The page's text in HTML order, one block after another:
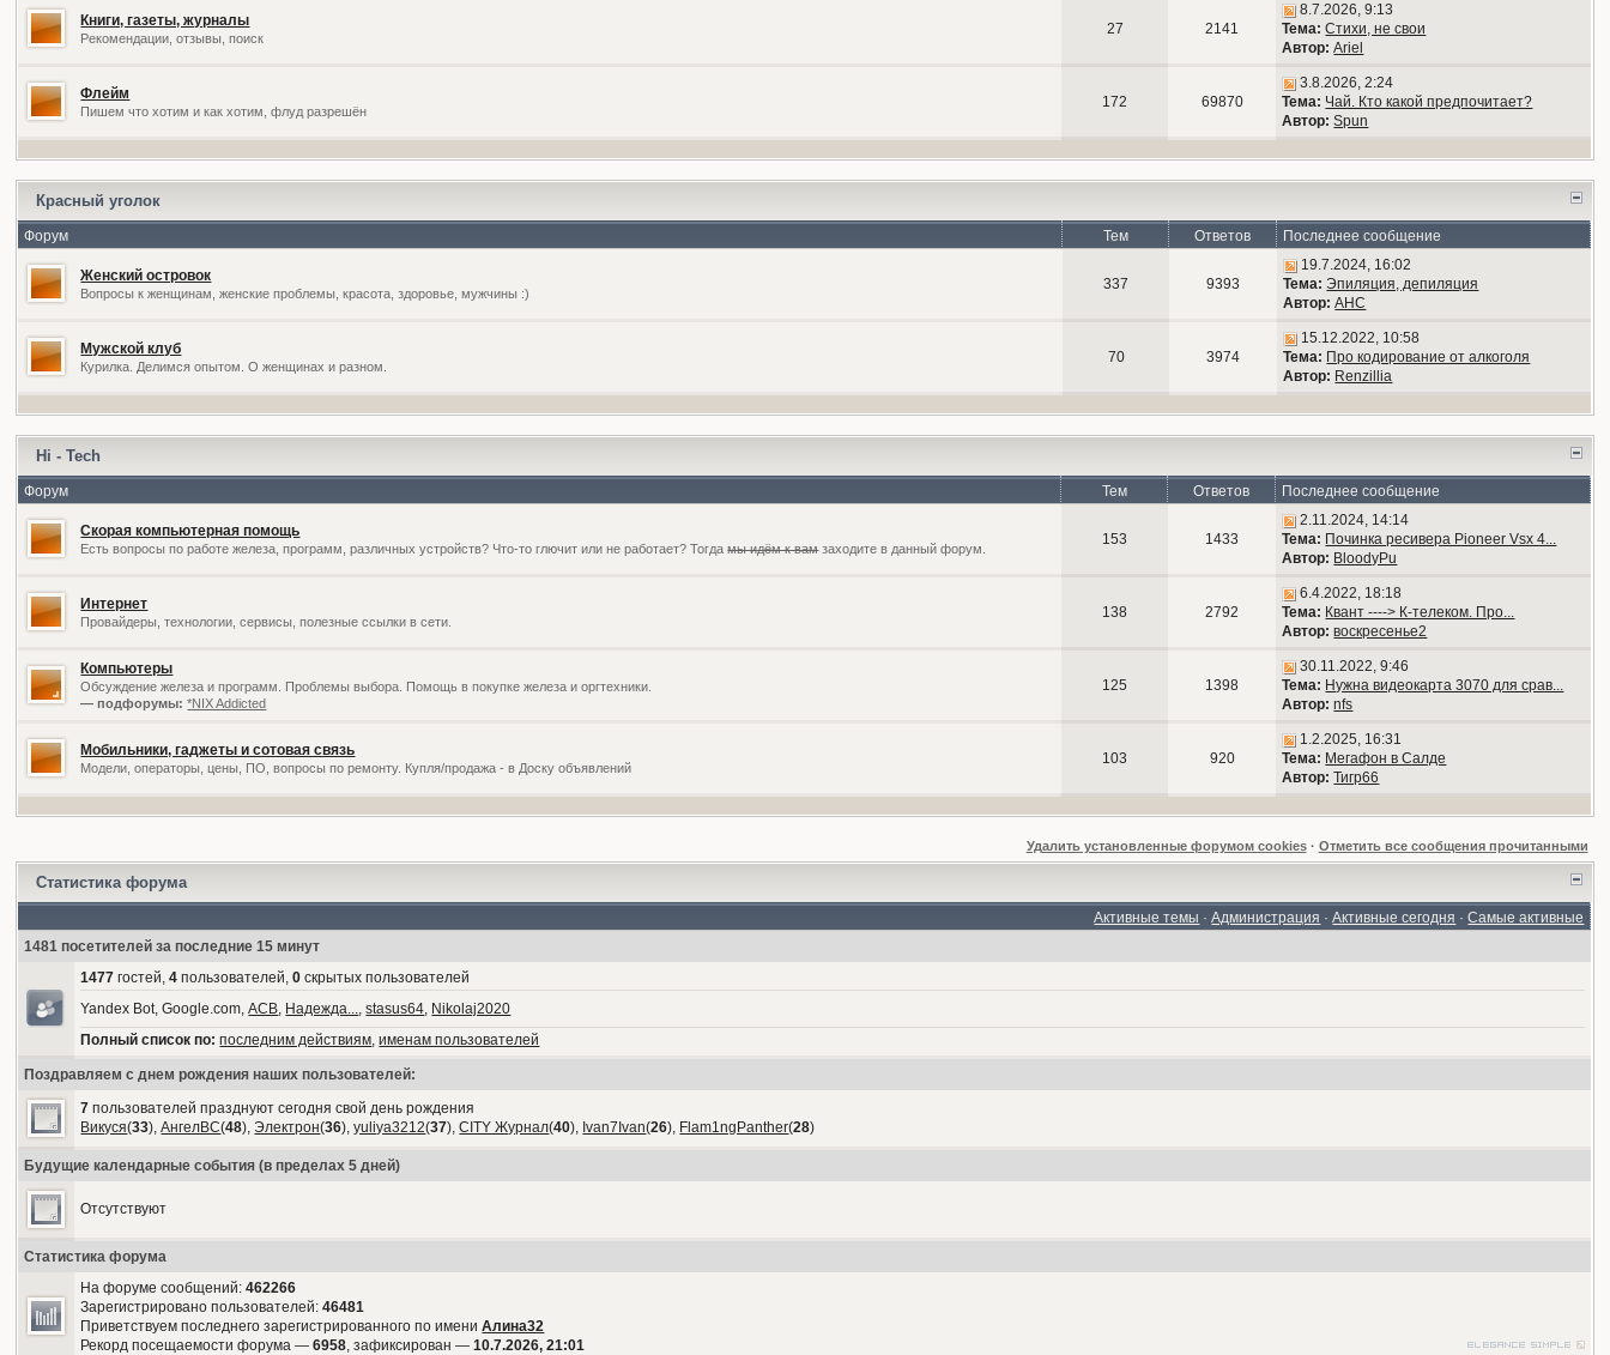
Книги, газеты, журналы
Рекомендации, отзывы, поиск
27 2141
8.7.2026, 9:13
Тема: Стихи, не свои
Автор: Ariel
Флейм
Пишем что хотим и как хотим, флуд разрешён
172 69870
3.8.2026, 2:24
Тема: Чай. Кто какой предпочитает?
Автор: Spun
Красный уголок
Форум Тем Ответов Последнее сообщение
Женский островок
Вопросы к женщинам, женские проблемы, красота, здоровье, мужчины :)
337 9393
19.7.2024, 16:02
Тема: Эпиляция, депиляция
Автор: АНС
Мужской клуб
Курилка. Делимся опытом. О женщинах и разном.
70 3974
15.12.2022, 10:58
Тема: Про кодирование от алкоголя
Автор: Renzillia
Hi - Tech
Форум Тем Ответов Последнее сообщение
Скорая компьютерная помощь
Есть вопросы по работе железа, программ, различных устройств? Что-то глючит или не работает? Тогдамы идём к вамзаходите в данный форум.
153 1433
2.11.2024, 14:14
Тема: Починка ресивера Pioneer Vsx 4...
Автор: BloodyPu
Интернет
Провайдеры, технологии, сервисы, полезные ссылки в сети.
138 2792
6.4.2022, 18:18
Тема: Квант ----> К-телеком. Про...
Автор: воскресенье2
Компьютеры
Обсуждение железа и программ. Проблемы выбора. Помощь в покупке железа и оргтехники.
— подфорумы: *NIX Addicted
125 1398
30.11.2022, 9:46
Тема: Нужна видеокарта 3070 для срав...
Автор: nfs
Мобильники, гаджеты и сотовая связь
Модели, операторы, цены, ПО, вопросы по ремонту. Купля/продажа - в Доску объявлений
103 920
1.2.2025, 16:31
Тема: Мегафон в Салде
Автор: Тигр66
Удалить установленные форумом cookies· Отметить все сообщения прочитанными
Статистика форума
Активные темы ·Администрация ·Активные сегодня ·Самые активные
1481 посетителей за последние 15 минут
1477 гостей,4 пользователей,0 скрытых пользователей
Yandex Bot, Google.com,АСВ, Надежда...,stasus64, Nikolaj2020
Полный список по: последним действиям,именам пользователей
Поздравляем с днем рождения наших пользователей:
7 пользователей празднуют сегодня свой день рождения
Викуся(33),АнгелВС(48),Электрон(36),yuliya3212(37),CITY Журнал(40), Ivan7Ivan(26), Flam1ngPanther(28)
Будущие календарные события (в пределах 5 дней)
Отсутствуют
Статистика форума
На форуме сообщений:462266
Зарегистрировано пользователей:46481
Приветствуем последнего зарегистрированного по имениАлина32
Рекорд посещаемости форума —6958, зафиксирован —10.7.2026, 21:01